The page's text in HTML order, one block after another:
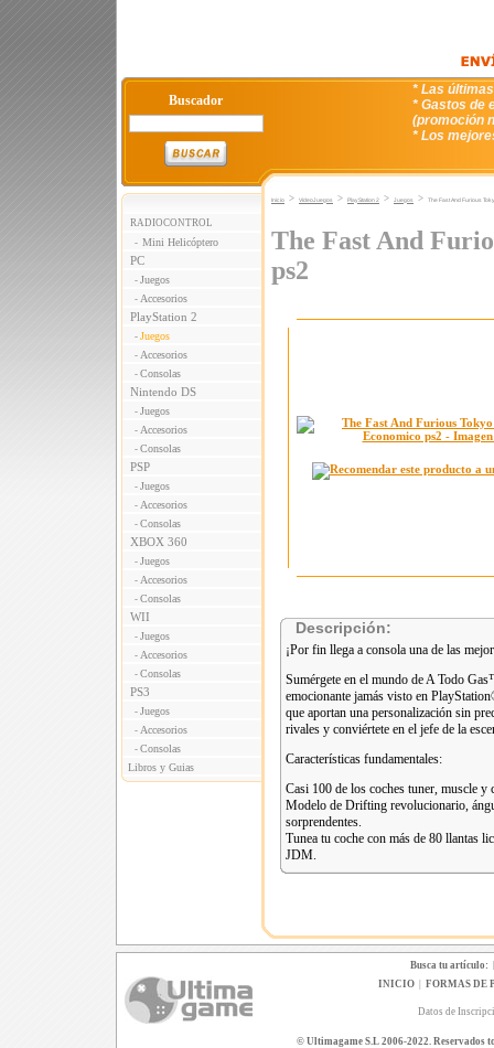
Buscador
* Las
* Gastos de
(promoción
* Los
RADIOCONTROL
- Mini Helicóptero
PC
- Juegos
- Accesorios
PlayStation 2
- Juegos
- Accesorios
- Consolas
Nintendo DS
- Juegos
- Accesorios
- Consolas
PSP
- Juegos
- Accesorios
- Consolas
XBOX 360
- Juegos
- Accesorios
- Consolas
WII
- Juegos
- Accesorios
- Consolas
PS3
- Juegos
- Accesorios
- Consolas
Libros y Guias
Inicio > VideoJuegos > PlayStation 2 > Juegos > The Fast And Furious
The Fast And
ps2
Descripción:
¡Por fin llega a consola una de las
Sumérgete en el mundo de A Todo
emocionante jamás visto en
que aportan una personalización sin
rivales y conviértete en el jefe de la
Características fundamentales:
Casi 100 de los coches tuner, muscle
Modelo de Drifting revolucionario,
sorprendentes.
Tunea tu coche con más de 80 llantas
JDM.
Busca tu artículo:
INICIO| FORMAS DE
Datos de
© Ultimagame S.L 2006-2022. Reservados